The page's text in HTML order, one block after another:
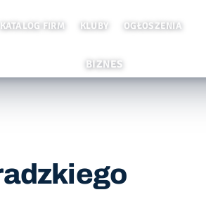
KATALOG FIRM KLUBY OGŁOSZENIA
BIZNES